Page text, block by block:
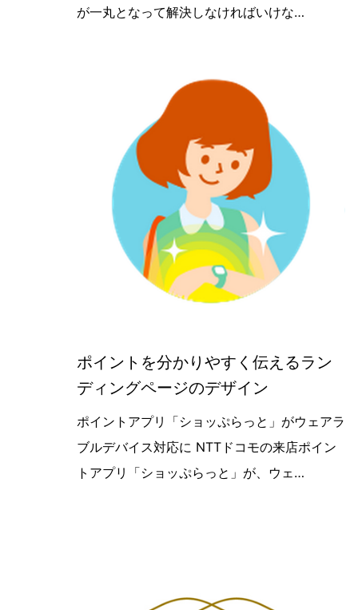
が一丸となって解決しなければいけな…
ポイントを分かりやすく伝えるラン
ディングページのデザイン
【最新デザイン実績紹介】NTTドコ
ポイントアプリ「ショッぷらっと」がウェアラ
ブルデバイス対応に NTTドコモの来店ポイン
トアプリ「ショッぷらっと」が、ウェ…